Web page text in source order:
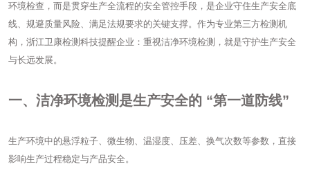
环境检查，而是贯穿生产全流程的安全管控手段，是企业守住生产安全底
线、规避质量风险、满足法规要求的关键支撑。作为专业第三方检测机
构，浙江卫康检测科技提醒企业：重视洁净环境检测，就是守护生产安全
与长远发展。
一、洁净环境检测是生产安全的 “第一道防线”
生产环境中的悬浮粒子、微生物、温湿度、压差、换气次数等参数，直接
影响生产过程稳定与产品安全。